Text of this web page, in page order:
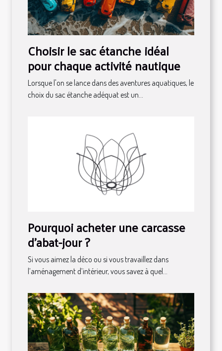
Choisir le sac étanche idéal
pour chaque activité nautique
Lorsque l'on se lance dans des aventures aquatiques, le
choix du sac étanche adéquat est un...
Pourquoi acheter une carcasse
d'abat-jour ?
Si vous aimez la déco ou si vous travaillez dans
l’aménagement d’intérieur, vous savez à quel...